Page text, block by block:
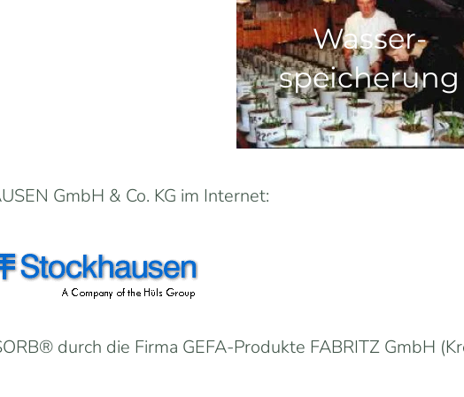
Wasser-
speicherung
GmbH & Co. KG im Internet:
durch die Firma GEFA-Produkte FABRITZ GmbH